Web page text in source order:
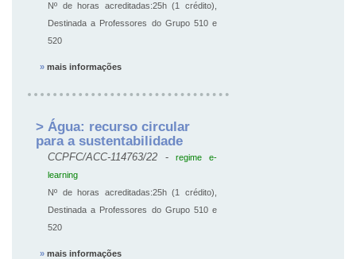
Nº de horas acreditadas:25h (1 crédito),
Destinada a Professores do Grupo 510 e
520
» mais informações
> Água: recurso circular
para a sustentabilidade
CCPFC/ACC-114763/22 -regime e-
learning
Nº de horas acreditadas:25h (1 crédito),
Destinada a Professores do Grupo 510 e
520
» mais informações